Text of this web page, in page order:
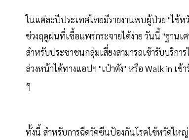
ในแต่ละปีประเทศไทยมีรายงานพบผู้ป่วย "ไข้ห
ช่วงฤดูฝนที่เชื้อแพร่กระจายได้ง่าย วันนี้ "ฐาน
สำหรับประชาชนกลุ่มเสี่ยงสามารถเข้ารับบริก
ล่วงหน้าได้ทางแอปฯ "เป๋าตัง" หรือ Walk in เข้
ๆ
ทั้งนี้ สำหรับการฉีดวัคซีนป้องกันโรคไข้หวัดให